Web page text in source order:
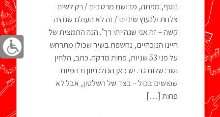
נוטף, מפתה, מבושם מרטבים / רק לשים
צלחת ולנעוץ שיניים / זה לא העולם שנהיה
קשה – זה אני שנהייתי רך". הנה התמצית של
חיינו הנוכחיים, נחשפת בשיר שכולו מתרחש
על פני 53 שניות, פחות מדקה. כתב, הלחין
ושר: שלום גד. יש כאן הכול: ניוון ובהמיות
שפושים בכול – בצד של השלטון, אבל לא
פחות […]